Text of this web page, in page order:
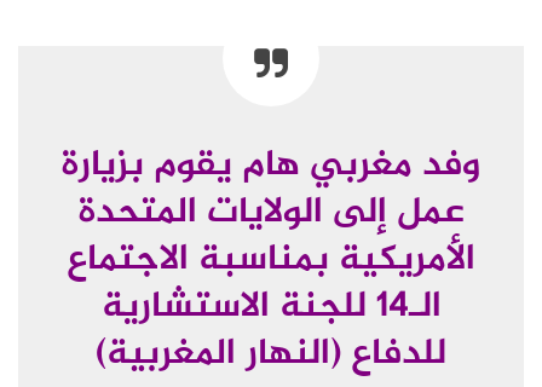
وفد مغربي هام يقوم بزيارة
عمل إلى الولايات المتحدة
الأمريكية بمناسبة الاجتماع
الـ14 للجنة الاستشارية
للدفاع (النهار المغربية)